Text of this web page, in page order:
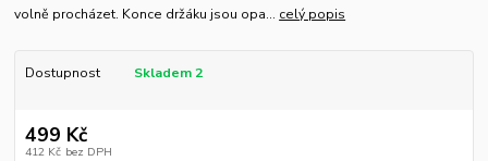
volně procházet. Konce držáku jsou opa... celý popis
Dostupnost Skladem 2
499 Kč
412 Kč bez DPH